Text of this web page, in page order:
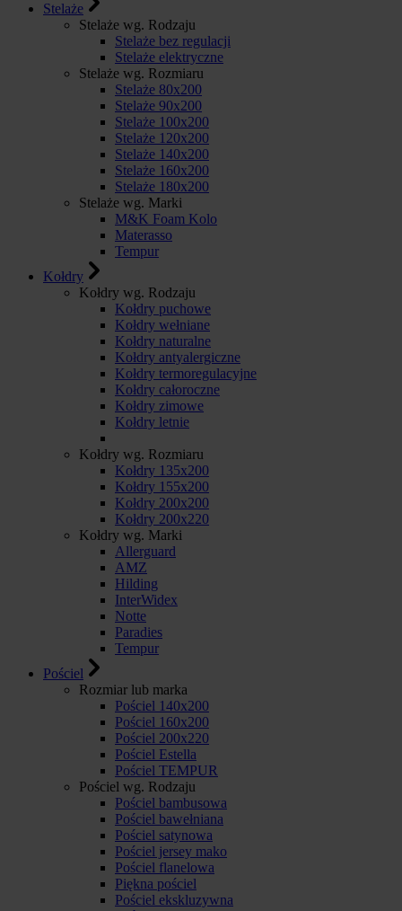
Stelaże
Stelaże wg. Rodzaju
Stelaże bez regulacji
Stelaże elektryczne
Stelaże wg. Rozmiaru
Stelaże 80x200
Stelaże 90x200
Stelaże 100x200
Stelaże 120x200
Stelaże 140x200
Stelaże 160x200
Stelaże 180x200
Stelaże wg. Marki
M&K Foam Kolo
Materasso
Tempur
Kołdry
Kołdry wg. Rodzaju
Kołdry puchowe
Kołdry wełniane
Kołdry naturalne
Kołdry antyalergiczne
Kołdry termoregulacyjne
Kołdry całoroczne
Kołdry zimowe
Kołdry letnie
Kołdry wg. Rozmiaru
Kołdry 135x200
Kołdry 155x200
Kołdry 200x200
Kołdry 200x220
Kołdry wg. Marki
Allerguard
AMZ
Hilding
InterWidex
Notte
Paradies
Tempur
Pościel
Rozmiar lub marka
Pościel 140x200
Pościel 160x200
Pościel 200x220
Pościel Estella
Pościel TEMPUR
Pościel wg. Rodzaju
Pościel bambusowa
Pościel bawełniana
Pościel satynowa
Pościel jersey mako
Pościel flanelowa
Piękna pościel
Pościel ekskluzywna